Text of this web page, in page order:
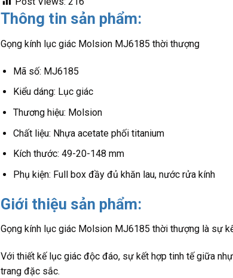
Thông tin sản phẩm:
Gọng kính lục giác Molsion MJ6185 thời thượng
Mã số: MJ6185
Kiểu dáng: Lục giác
Thương hiệu: Molsion
Chất liệu: Nhựa acetate phối titanium
Kích thước: 49-20-148 mm
Phụ kiện: Full box đầy đủ khăn lau, nước rửa kính
Giới thiệu sản phẩm:
Gọng kính lục giác Molsion MJ6185 thời thượng là sự
Với thiết kế lục giác độc đáo, sự kết hợp tinh tế giữa
trang đặc sắc.